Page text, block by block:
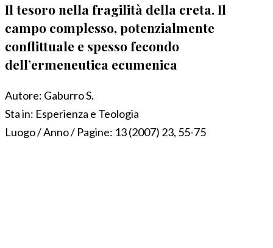
Il tesoro nella fragilità della creta. Il
campo complesso, potenzialmente
conflittuale e spesso fecondo
dell’ermeneutica ecumenica
Autore: Gaburro S.
Sta in: Esperienza e Teologia
Luogo / Anno / Pagine: 13 (2007) 23, 55-75